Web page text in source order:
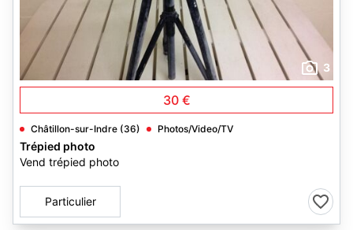
3
30 €
Châtillon-sur-Indre (36) Photos/Video/TV
Trépied photo
Vend trépied photo
Particulier